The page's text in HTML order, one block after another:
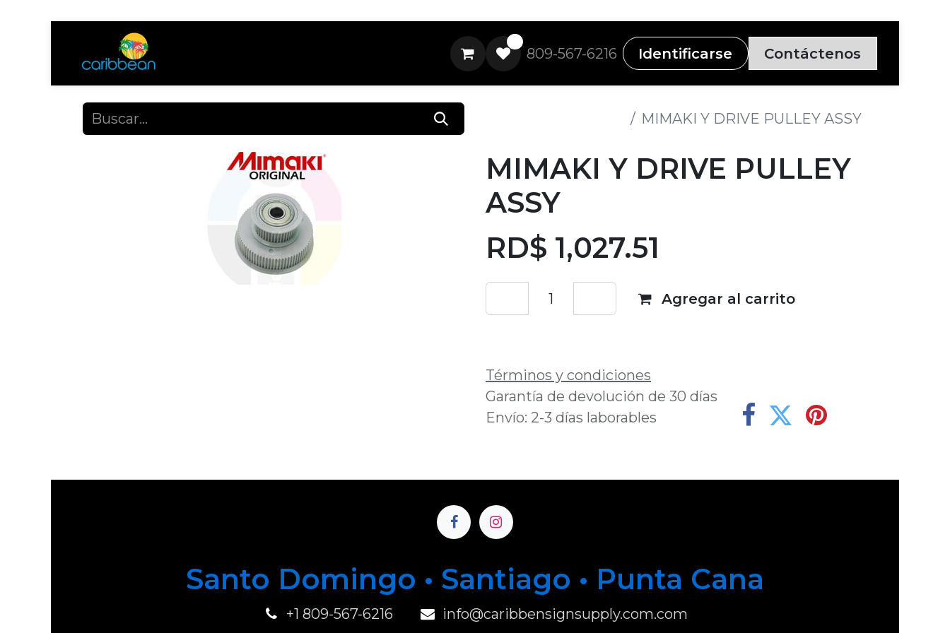
809-567-6216 Identificarse Contáctenos
MIMAKI Y DRIVE PULLEY ASSY
MIMAKI Y DRIVE PULLEY
ASSY
RD$ 1,027.51
Agregar al carrito
Términos y condiciones
Garantía de devolución de 30 días
Envío: 2-3 días laborables
Santo Domingo • Santiago • Punta Cana
+1 809-567-6216 info@caribbensignsupply.com.com